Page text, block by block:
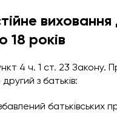
виховання
18 років
4 ч. 1 ст. 23 Закону.
з батьків:
батьківських